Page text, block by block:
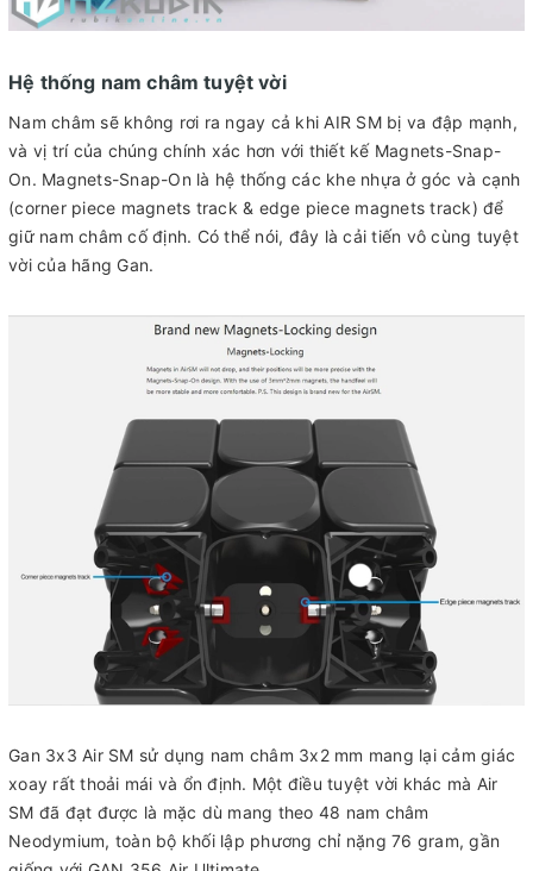
Hệ thống nam châm tuyệt vời
Nam châm sẽ không rơi ra ngay cả khi AIR SM bị va đập mạnh,
và vị trí của chúng chính xác hơn với thiết kế Magnets-Snap-
On. Magnets-Snap-On là hệ thống các khe nhựa ở góc và cạnh
(corner piece magnets track & edge piece magnets track) để
giữ nam châm cố định. Có thể nói, đây là cải tiến vô cùng tuyệt
vời của hãng Gan.
Gan 3x3 Air SM sử dụng nam châm 3x2 mm mang lại cảm giác
xoay rất thoải mái và ổn định. Một điều tuyệt vời khác mà Air
SM đã đạt được là mặc dù mang theo 48 nam châm
Neodymium, toàn bộ khối lập phương chỉ nặng 76 gram, gần